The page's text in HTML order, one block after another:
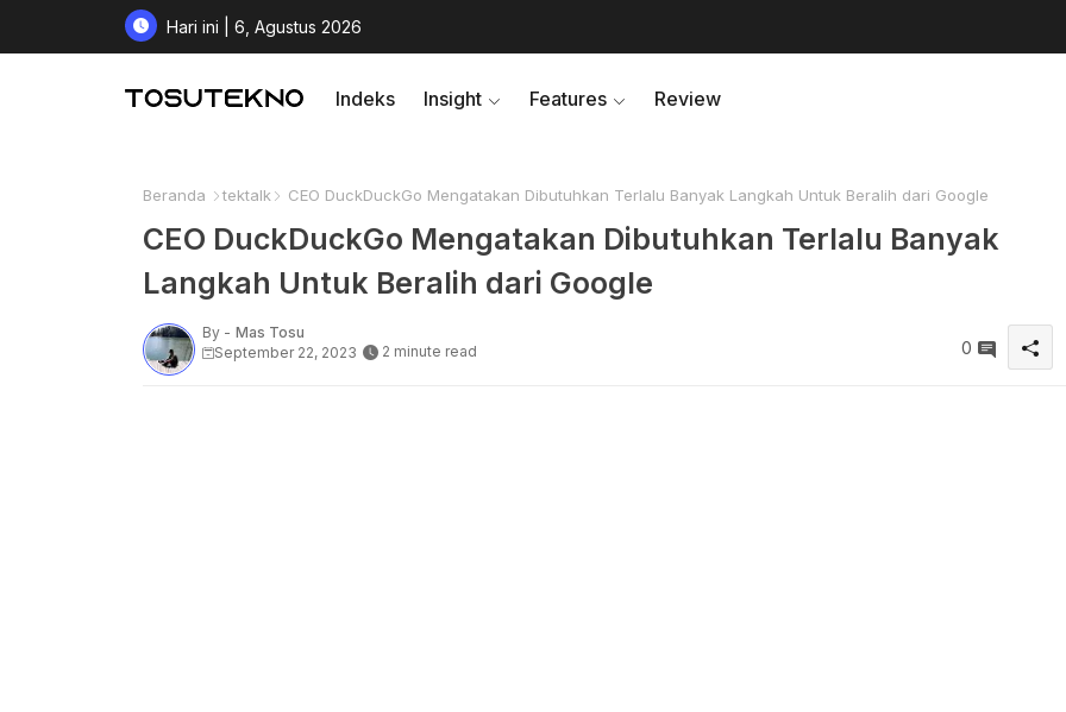
Hari ini | 6, Agustus 2026
Indeks Insight Features Review
Beranda tektalk CEO DuckDuckGo Mengatakan Dibutuhkan Terlalu Banyak Langkah Untuk Beralih dari Google
CEO DuckDuckGo Mengatakan Dibutuhkan Terlalu Banyak
Langkah Untuk Beralih dari Google
By - Mas Tosu
September 22, 2023
2 minute read 0